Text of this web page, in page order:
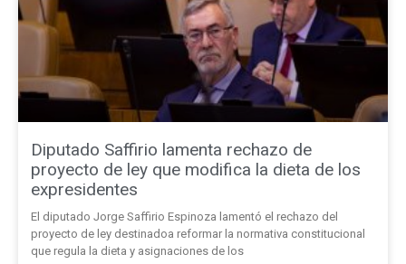
Diputado Saffirio lamenta rechazo de
proyecto de ley que modifica la dieta de los
expresidentes
El diputado Jorge Saffirio Espinoza lamentó el rechazo del
proyecto de ley destinadoa reformar la normativa constitucional
que regula la dieta y asignaciones de los